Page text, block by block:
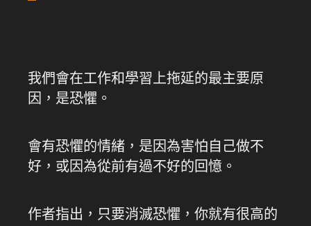
我們會在工作和學習上拖延的最主要原
因，是恐懼。
會有恐懼的情緒，是因為害怕自己做不
好，或因為從前有過不好的回憶。
作者指出，只要消滅恐懼，你就有很高的